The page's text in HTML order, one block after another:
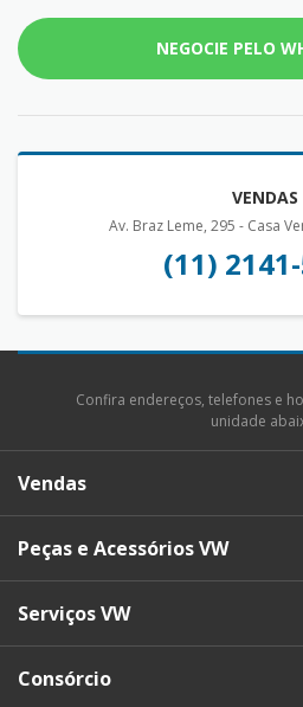
NEGOCIE PELO
VENDAS
Av. Braz Leme, 295 - Casa
(11)
Confira endereços, telefones e
unidade
Vendas
Peças e Acessórios VW
Serviços VW
Consórcio